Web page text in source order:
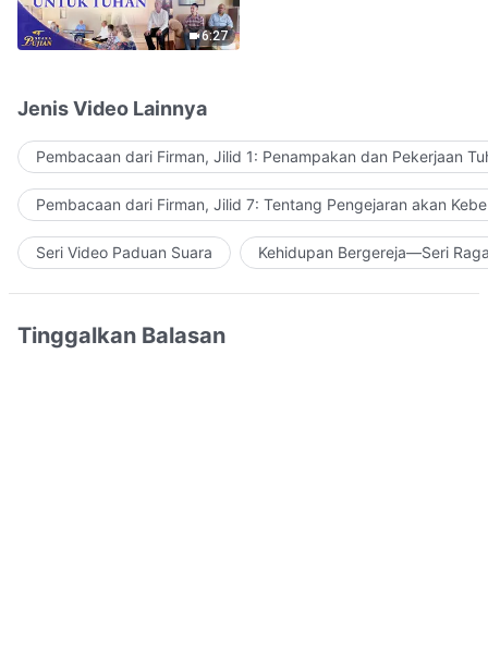
6:27
Jenis Video Lainnya
Pembacaan dari Firman, Jilid 1: Penampakan dan Pekerjaan
Pembacaan dari Firman, Jilid 7: Tentang Pengejaran akan
Seri Video Paduan Suara Kehidupan Bergereja—Seri
Tinggalkan Balasan